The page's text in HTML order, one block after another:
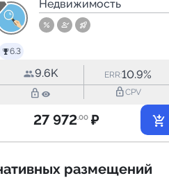
6.3
- авторский
канал о
Недвижимость
9.6K ERR:10.9%
lock_outline lock_outlineCPV
27 972.00 ₽
размещений